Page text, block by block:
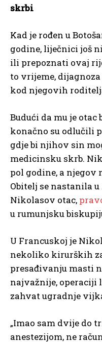
skrbi
Kad je rođen u
godine, liječnici još
ili prepoznati ovaj
to vrijeme,
kod njegovih
Budući da mu je
konačno su odlučili
gdje bi njihov sin
medicinsku skrb.
pol godine, a njegov
Obitelj se nastanila
Nikolasov otac,
u rumunjsku
U Francuskoj je
nekoliko kirurških
presađivanju masti
najvažnije, operaciji
zahvat ugradnje
„Imao sam dvije do
anestezijom, ne